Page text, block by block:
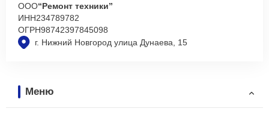
г. Нижний Новгород улица Дунаева, 15
ООО“Ремонт техники”
ИНН234789782
ОГРН98742397845098
Меню